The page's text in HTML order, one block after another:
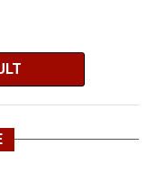
TELEFON/E-
MAIL